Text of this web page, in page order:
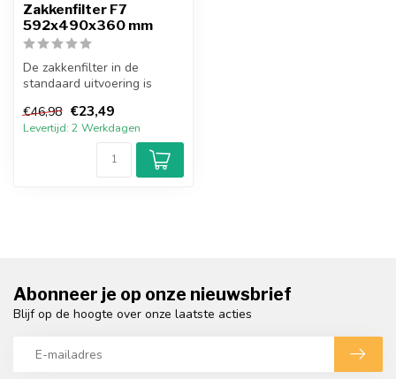
Zakkenfilter F7
592x490x360 mm
De zakkenfilter in de
standaard uitvoering is
behuizing...
€46,98 €23,49
Levertijd: 2 Werkdagen
Abonneer je op onze nieuwsbrief
Blijf op de hoogte over onze laatste acties